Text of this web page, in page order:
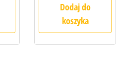
Dodaj do
koszyka